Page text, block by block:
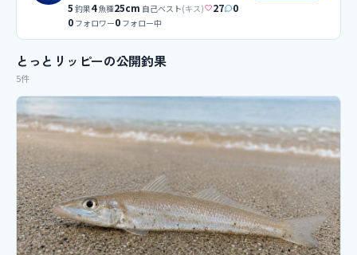
5 釣果4 魚種25cm 自己ベスト(キス) 27
0
0 フォロワー0 フォロー中
とっとリッピーの公開釣果
5件